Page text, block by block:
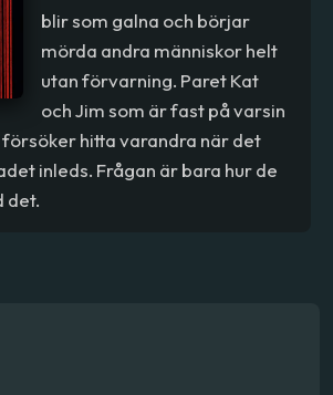
blir som galna och börjar
mörda andra människor helt
utan förvarning. Paret Kat
och Jim som är fast på varsin
hitta varandra när det
inleds. Frågan är bara hur de
det.